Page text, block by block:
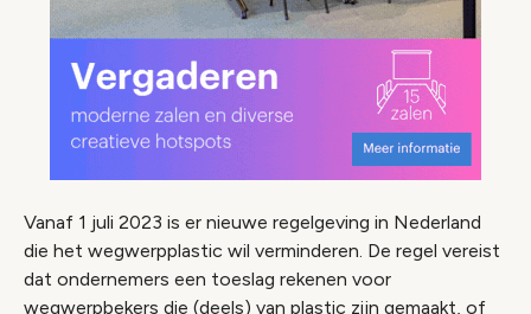
Vanaf 1 juli 2023 is er nieuwe regelgeving in Nederland
die het wegwerpplastic wil verminderen. De regel vereist
dat ondernemers een toeslag rekenen voor
wegwerpbekers die (deels) van plastic zijn gemaakt, of